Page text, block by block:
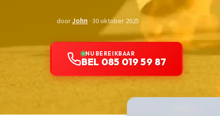
doorJohn · 30 oktober 2025
NU BEREIKBAAR
BEL 085 019 59 87